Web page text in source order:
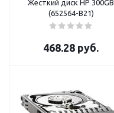
Жесткий диск HP 300GB
(652564-B21)
468.28 руб.